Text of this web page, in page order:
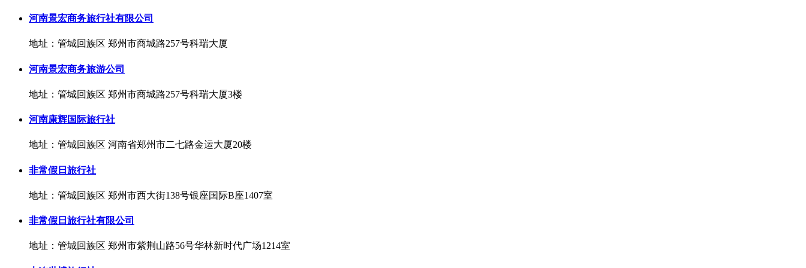
河南景宏商务旅行社有限公司
地址：管城回族区 郑州市商城路257号科瑞大厦
河南景宏商务旅游公司
地址：管城回族区 郑州市商城路257号科瑞大厦3楼
河南康辉国际旅行社
地址：管城回族区 河南省郑州市二七路金运大厦20楼
非常假日旅行社
地址：管城回族区 郑州市西大街138号银座国际B座1407室
非常假日旅行社有限公司
地址：管城回族区 郑州市紫荆山路56号华林新时代广场1214室